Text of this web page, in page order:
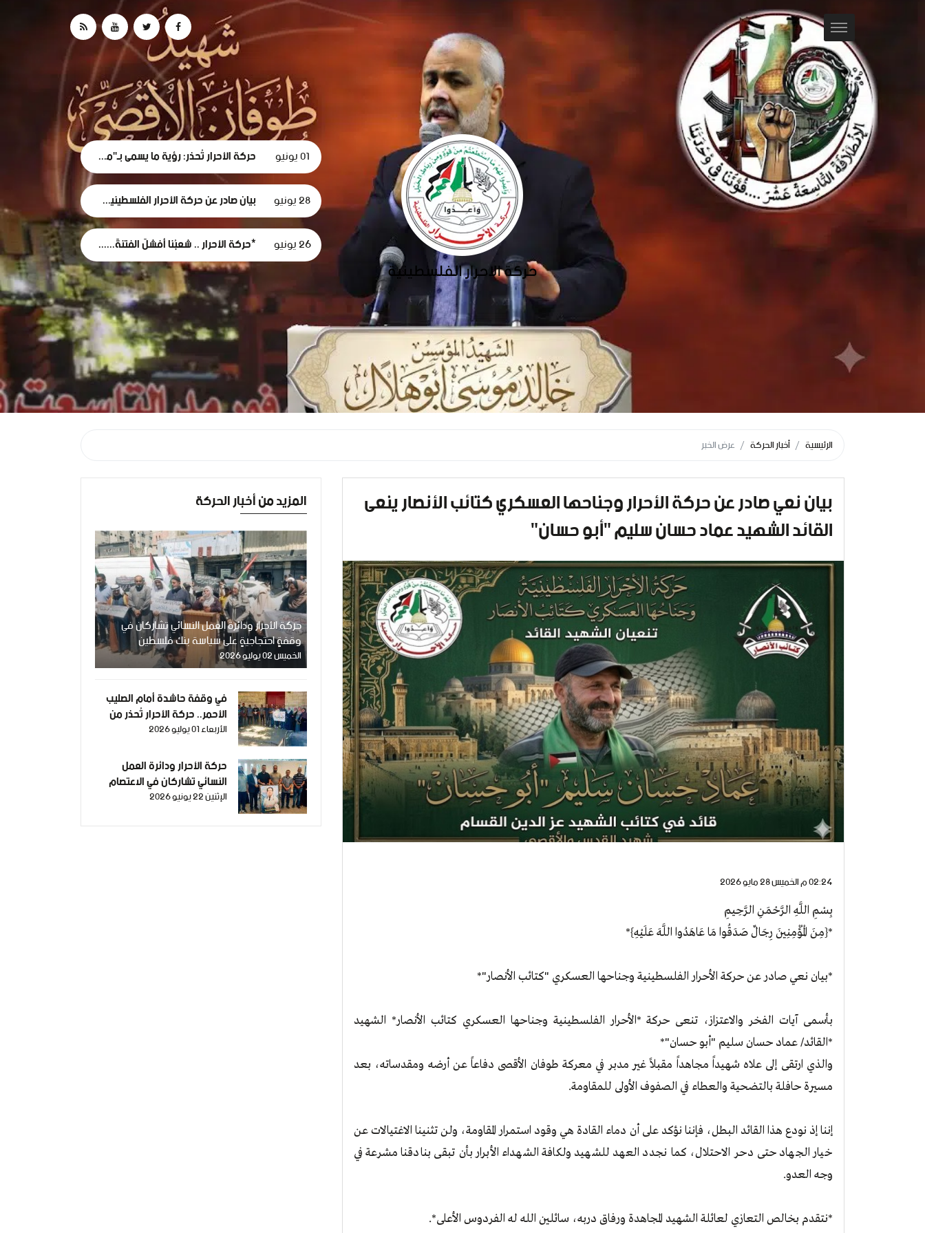
01 يونيو حركة الأحرار تُحذر: رؤية ما يسمى بـ"مجلس السلام" لغزة تهدف لتقويض الحقوق الوطنية الفلسطينية.
28 يونيو بيان صادر عن حركة الأحرار الفلسطينية بشأن الفصل التعسفي لموظفي وكالة الغوث، وإعلان التضامن مع اعتصامهم المشروع
26 يونيو *حركة الأحرار .. شعبُنا أفشلَ الفتنةَ... وأثبتَ أن وعيَه أقوى من مؤامرات الاحتلال*
الرئيسية أخبار الحركة عرض الخبر
بيان نعي صادر عن حركة الأحرار وجناحها العسكري كتائب الأنصار ينعى
القائد الشهيد عماد حسان سليم "أبو حسان"
02:24 م الخميس 28 مايو 2026
بِسْمِ اللَّهِ الرَّحْمَنِ الرَّحِيمِ
*{مِنَ الْمُؤْمِنِينَ رِجَالٌ صَدَقُوا مَا عَاهَدُوا اللَّهَ عَلَيْهِ}*
*بيان نعي صادر عن حركة الأحرار الفلسطينية وجناحها العسكري "كتائب الأنصار"*
بأسمى آيات الفخر والاعتزاز، تنعى حركة *الأحرار الفلسطينية وجناحها العسكري كتائب الأنصار* الشهيد
*القائد/ عماد حسان سليم "أبو حسان"*
والذي ارتقى إلى علاه شهيداً مجاهداً مقبلاً غير مدبر في معركة طوفان الأقصى دفاعاً عن أرضه ومقدساته، بعد
مسيرة حافلة بالتضحية والعطاء في الصفوف الأولى للمقاومة.
إننا إذ نودع هذا القائد البطل، فإننا نؤكد على أن دماء القادة هي وقود استمرار المقاومة، ولن تثنينا الاغتيالات عن
خيار الجهاد حتى دحر الاحتلال، كما نجدد العهد للشهيد ولكافة الشهداء الأبرار بأن تبقى بنادقنا مشرعة في
وجه العدو.
*نتقدم بخالص التعازي لعائلة الشهيد المجاهدة ورفاق دربه، سائلين الله له الفردوس الأعلى*.
المزيد من أخبار الحركة
حركة الأحرار ودائرة العمل النسائي تشاركان في
وقفةٍ احتجاجيةٍ على سياسة بنك فلسطين
الخميس 02 يوليو 2026
في وقفة حاشدة أمام الصليب
الأحمر.. حركة الأحرار تُحذر من
تفاقم معاناة الجرحى والمرضى
الأربعاء 01 يوليو 2026
حركة الأحرار ودائرة العمل
النسائي تشاركان في الاعتصام
الأسبوعي إسناداً للأسرى في غزة
الإثنين 22 يونيو 2026